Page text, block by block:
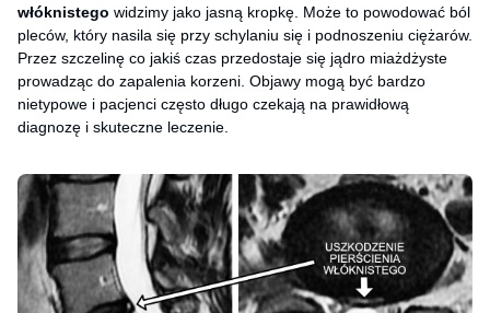
włóknistego widzimy jako jasną kropkę. Może to powodować ból
pleców, który nasila się przy schylaniu się i podnoszeniu ciężarów.
Przez szczelinę co jakiś czas przedostaje się jądro miażdżyste
prowadząc do zapalenia korzeni. Objawy mogą być bardzo
nietypowe i pacjenci często długo czekają na prawidłową
diagnozę i skuteczne leczenie.